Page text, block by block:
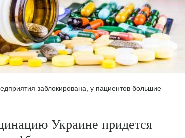
заблокирована, у пациентов большие
Украине придется